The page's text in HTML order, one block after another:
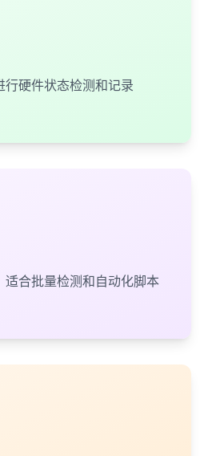
硬件状态检测和记录
合批量检测和自动化脚本